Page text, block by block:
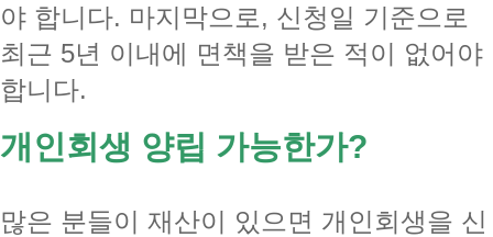
야 합니다. 마지막으로, 신청일 기준으로
최근 5년 이내에 면책을 받은 적이 없어야
합니다.
개인회생 양립 가능한가?
많은 분들이 재산이 있으면 개인회생을 신